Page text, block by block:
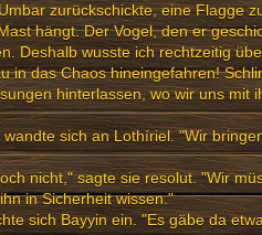
zurückschickte, eine Flagge
hängt. Der Vogel, den er
Deshalb wusste ich rechtzeitig
in das Chaos hineingefahren!
hinterlassen, wo wir uns mit
sich an Lothíriel. "Wir
nicht," sagte sie resolut. "Wir
in Sicherheit wissen."
sich Bayyin ein. "Es gäbe da